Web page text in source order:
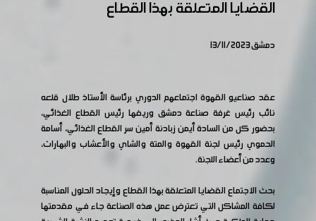
القضايا المتعلقة بهذا القطاع
دمشق 13/11/2023
عقد صناعيو القهوة اجتماعهم الدوري برئاسة الأستاذ طلال قلعه
نائب رئيس غرفة صناعة دمشق وريفها رئيس القطاع الغذائي،
بحضور كل من السادة أيمن زبادنة أمين سر القطاع الغذائي، أسامة
الحموي رئيس لجنة القهوة والمتة والشاي والأعشاب والبهارات،
وعدد من أعضاء اللجنة.
بحث الاجتماع القضايا المتعلقة بهذا القطاع وإيجاد الحلول المناسبة
لكافة المشاكل التي تعترض عمل هذه الصناعة جاء في مقدمتها